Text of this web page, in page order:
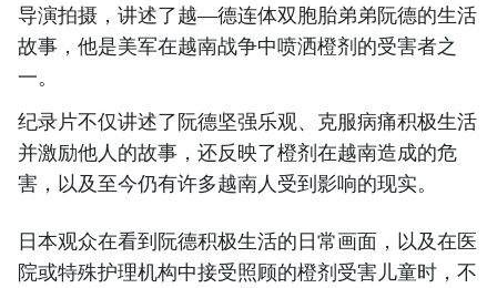
导演拍摄，讲述了越—德连体双胞胎弟弟阮德的生活
故事，他是美军在越南战争中喷洒橙剂的受害者之
一。
纪录片不仅讲述了阮德坚强乐观、克服病痛积极生活
并激励他人的故事，还反映了橙剂在越南造成的危
害，以及至今仍有许多越南人受到影响的现实。
日本观众在看到阮德积极生活的日常画面，以及在医
院或特殊护理机构中接受照顾的橙剂受害儿童时，不